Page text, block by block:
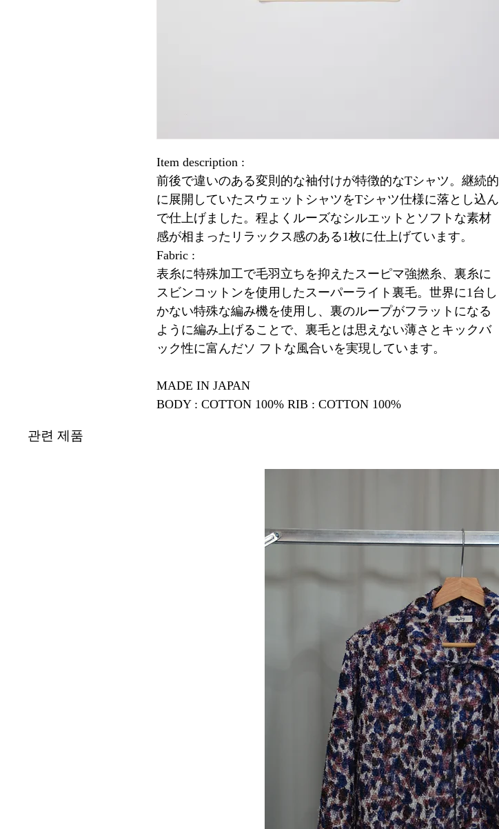
Item description :
前後で違いのある変則的な袖付けが特徴的なTシャツ。継続的
に展開していたスウェットシャツをTシャツ仕様に落とし込ん
で仕上げました。程よくルーズなシルエットとソフトな素材
感が相まったリラックス感のある1枚に仕上げています。
Fabric :
表糸に特殊加工で毛羽立ちを抑えたスーピマ強撚糸、裏糸に
スビンコットンを使用したスーパーライト裏毛。世界に1台し
かない特殊な編み機を使用し、裏のループがフラットになる
ように編み上げることで、裏毛とは思えない薄さとキックバ
ック性に富んだソ フトな風合いを実現しています。
MADE IN JAPAN
BODY : COTTON 100% RIB : COTTON 100%
관련 제품